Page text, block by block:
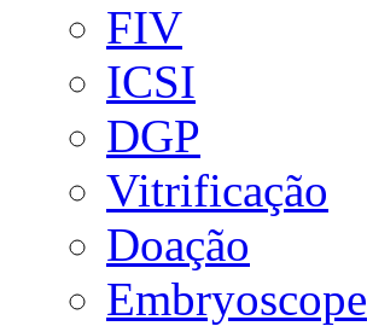
FIV
ICSI
DGP
Vitrificação
Doação
Embryoscope